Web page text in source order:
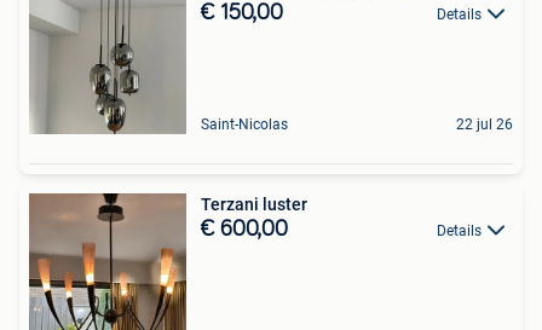
€ 150,00 Details
Saint-Nicolas 22 jul 26
Terzani luster
€ 600,00 Details